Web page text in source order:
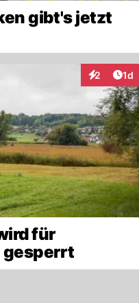
gibt's jetzt
2 1d
für
gesperrt